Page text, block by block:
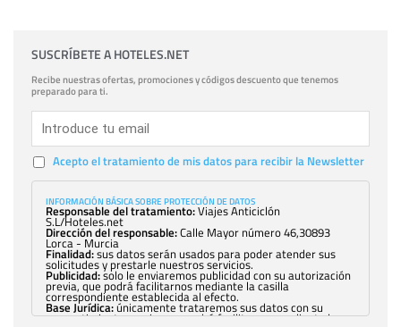
SUSCRÍBETE A HOTELES.NET
Recibe nuestras ofertas, promociones y códigos descuento que tenemos
preparado para ti.
Acepto el tratamiento de mis datos para recibir la Newsletter
INFORMACIÓN BÁSICA SOBRE PROTECCIÓN DE DATOS
Responsable del tratamiento:Viajes Anticiclón
S.L/Hoteles.net
Dirección del responsable:Calle Mayor número 46,30893
Lorca - Murcia
Finalidad:sus datos serán usados para poder atender sus
solicitudes y prestarle nuestros servicios.
Publicidad:solo le enviaremos publicidad con su autorización
previa, que podrá facilitarnos mediante la casilla
correspondiente establecida al efecto.
Base Jurídica:únicamente trataremos sus datos con su
consentimiento previo, que podrá facilitarnos mediante la